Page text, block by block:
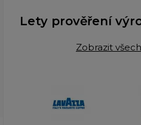
Lety prověření
Zobrazit